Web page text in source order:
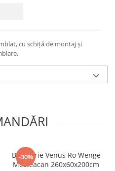
cu schiță de montaj și
-30%
Bucatarie Venus Ro Wenge
Mesteacan 260x60x200cm